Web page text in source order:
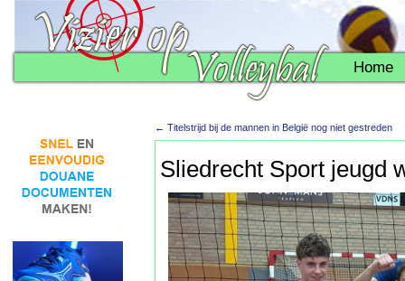
Home
← Titelstrijd bij de mannen in België nog niet gestreden
Sliedrecht Sport jeugd